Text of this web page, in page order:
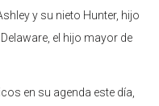
y su nieto Hunter, hijo
el hijo mayor de
en su agenda este día,